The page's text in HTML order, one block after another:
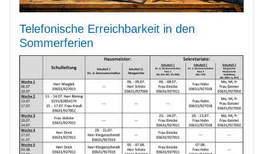
Telefonische Erreichbarkeit in den
Sommerferien